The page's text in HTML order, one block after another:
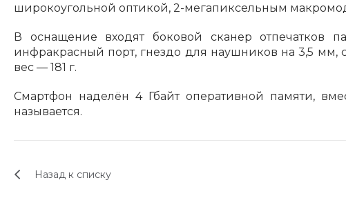
широкоугольной оптикой, 2-мегапиксельным
В оснащение входят боковой сканер отпечатков
инфракрасный порт, гнездо для наушников на 3,5 мм,
вес — 181 г.
Смартфон наделён 4 Гбайт оперативной памяти,
называется.
Назад к списку